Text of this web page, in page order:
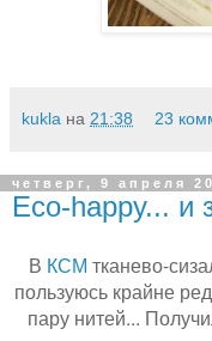
kukla на 21:38 23
четверг, 9 апреля
Eco-happy... и
В КСМ тканево-
пользуюсь крайне
пару нитей...